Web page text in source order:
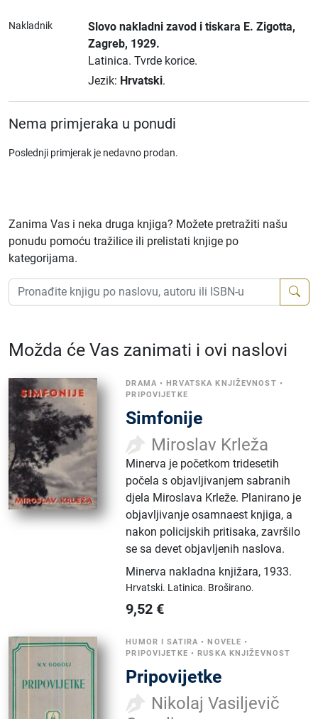
Nakladnik Slovo nakladni zavod i tiskara E. Zigotta,
Zagreb, 1929.
Latinica. Tvrde korice.
Jezik: Hrvatski.
Nema primjeraka u ponudi
Poslednji primjerak je nedavno prodan.
Zanima Vas i neka druga knjiga? Možete pretražiti našu
ponudu pomoću tražilice ili prelistati knjige po
kategorijama.
Možda će Vas zanimati i ovi naslovi
DRAMA •HRVATSKA KNJIŽEVNOST •
PRIPOVIJETKE
Simfonije
Miroslav Krleža
Minerva je početkom tridesetih
počela s objavljivanjem sabranih
djela Miroslava Krleže. Planirano je
objavljivanje osamnaest knjiga, a
nakon policijskih pritisaka, završilo
se sa devet objavljenih naslova.
Minerva nakladna knjižara, 1933.
Hrvatski. Latinica. Broširano.
9,52 €
HUMOR I SATIRA •NOVELE •
PRIPOVIJETKE •RUSKA KNJIŽEVNOST
Pripovijetke
Nikolaj Vasiljevič